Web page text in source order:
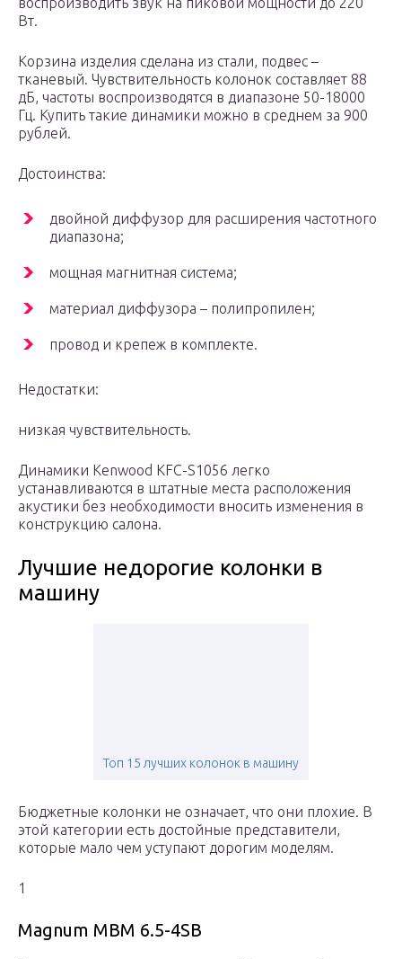
Вт.
Корзина изделия сделана из стали, подвес –
тканевый. Чувствительность колонок составляет 88
дБ, частоты воспроизводятся в диапазоне 50-18000
Гц. Купить такие динамики можно в среднем за 900
рублей.
Достоинства:
двойной диффузор для расширения частотного
диапазона;
мощная магнитная система;
материал диффузора – полипропилен;
провод и крепеж в комплекте.
Недостатки:
низкая чувствительность.
Динамики Kenwood KFC-S1056 легко
устанавливаются в штатные места расположения
акустики без необходимости вносить изменения в
конструкцию салона.
Лучшие недорогие колонки в
машину
Топ 15 лучших колонок в машину
Бюджетные колонки не означает, что они плохие. В
этой категории есть достойные представители,
которые мало чем уступают дорогим моделям.
1
Magnum MBM 6.5-4SB